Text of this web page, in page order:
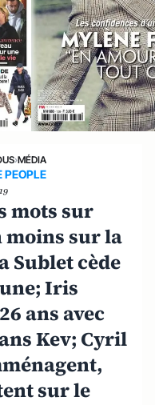
›MÉDIA
PEOPLE
mots sur
moins sur la
Sublet cède
Iris
ans avec
Kev; Cyril
sur le